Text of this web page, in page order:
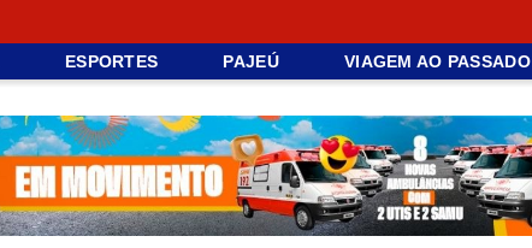
ESPORTES PAJEÚ VIAGEM AO PASSADO